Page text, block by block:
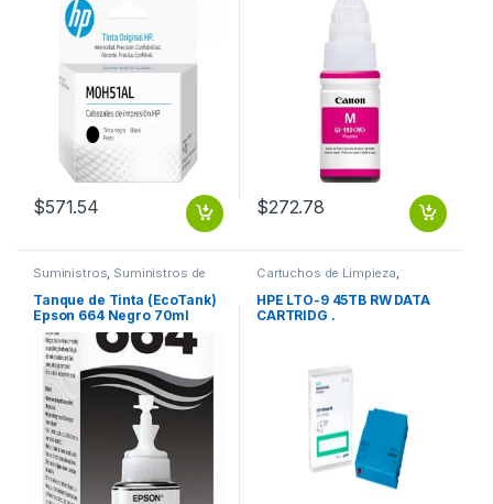
$571.54 $272.78
Suministros, Suministros de
Impresión
Tanque de Tinta (EcoTank)
Epson 664 Negro 70ml
L575 L495 L1300
Cartuchos de Limpieza,
HPE LTO-9 45TB RW DATA
CARTRIDG .